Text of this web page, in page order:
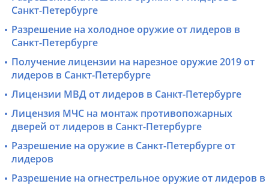
Санкт-Петербурге
Разрешение на холодное оружие от лидеров в
Санкт-Петербурге
Получение лицензии на нарезное оружие 2019 от
лидеров в Санкт-Петербурге
Лицензии МВД от лидеров в Санкт-Петербурге
Лицензия МЧС на монтаж противопожарных
дверей от лидеров в Санкт-Петербурге
Разрешение на оружие в Санкт-Петербурге от
лидеров
Разрешение на огнестрельное оружие от лидеров в